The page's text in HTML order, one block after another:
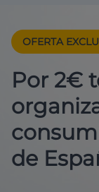
OFERTA
Por 2€
de